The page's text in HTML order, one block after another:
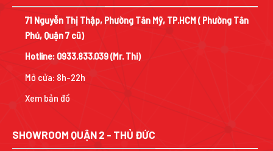
71 Nguyễn Thị Thập, Phường Tân Mỹ, TP.HCM ( Phường Tân
Phú, Quận 7 cũ)
Hotline: 0933.833.039(Mr. Thi)
Mở cửa: 8h-22h
Xem bản đồ
SHOWROOM QUẬN 2 - THỦ ĐỨC